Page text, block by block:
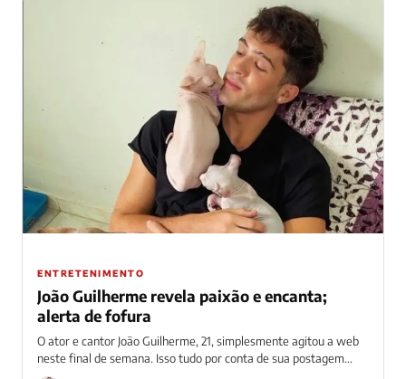
ENTRETENIMENTO
João Guilherme revela paixão e encanta;
alerta de fofura
O ator e cantor João Guilherme, 21, simplesmente agitou a web
neste final de semana. Isso tudo por conta de sua postagem...